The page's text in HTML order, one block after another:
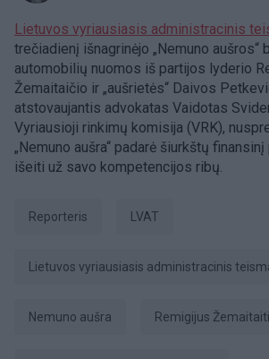
Lietuvos vyriausiasis administracinis
trečiadienį išnagrinėjo „Nemuno aušros“
automobilių nuomos iš partijos lyderio
Žemaitaičio ir „aušrietės“ Daivos
atstovaujantis advokatas Vaidotas
Vyriausioji rinkimų komisija (VRK),
„Nemuno aušra“ padarė šiurkštų
išeiti už savo kompetencijos ribų.
Reporteris LVAT
Lietuvos vyriausiasis administracinis
Nemuno aušra Remigijus